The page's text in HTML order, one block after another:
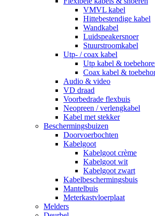
VMVL kabel
Hittebestendige kabel
Wandkabel
Luidspeakersnoer
Stuurstroomkabel
Utp- / coax kabel
Utp kabel &
Coax kabel &
Audio & video
VD draad
Voorbedrade flexbuis
Neopreen / verlengkabel
Kabel met stekker
Beschermingsbuizen
Doorvoerbochten
Kabelgoot
Kabelgoot crème
Kabelgoot wit
Kabelgoot zwart
Kabelbeschermingsbuis
Mantelbuis
Meterkastvloerplaat
Melders